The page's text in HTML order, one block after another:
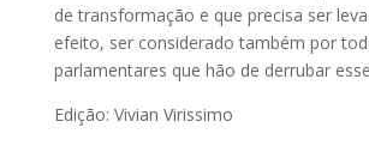
de transformação e que precisa ser
efeito, ser considerado também por
parlamentares que hão de derrubar
Edição: Vivian Virissimo